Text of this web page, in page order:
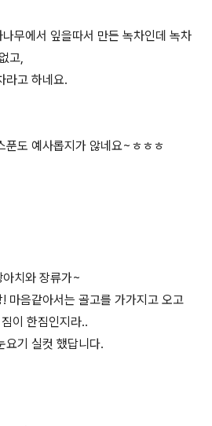
무에서 잎을따서 만든 녹차인데 녹차
고,
라고 하네요.
푼도 예사롭지가 않네요~ㅎㅎㅎ
치와 장류가~
마음같아서는 골고를 가가지고 오고
이 한짐인지라..
요기 실컷 했답니다.